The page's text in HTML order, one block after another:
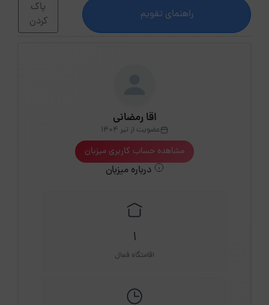
راهنمای تقویم
پاک
کردن
اقا رمضانی
عضویت از تیر 1404
مشاهده حساب کاربری میزبان
درباره میزبان
1
اقامتگاه فعال